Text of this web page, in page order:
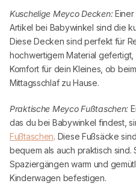
Kuschelige MeycoDecken:Einer
Artikel bei Babywinkel sind die
Diese Decken sind perfekt für
hochwertigem Material
Komfort für dein Kleines, ob
Mittagsschlaf zu Hause.
Praktische MeycoFußtaschen:
das du bei Babywinkel findest,
Fußtaschen. Diese Fußsäcke
bequem als auch praktisch
Spaziergängen warm und
Kinderwagen befestigen.